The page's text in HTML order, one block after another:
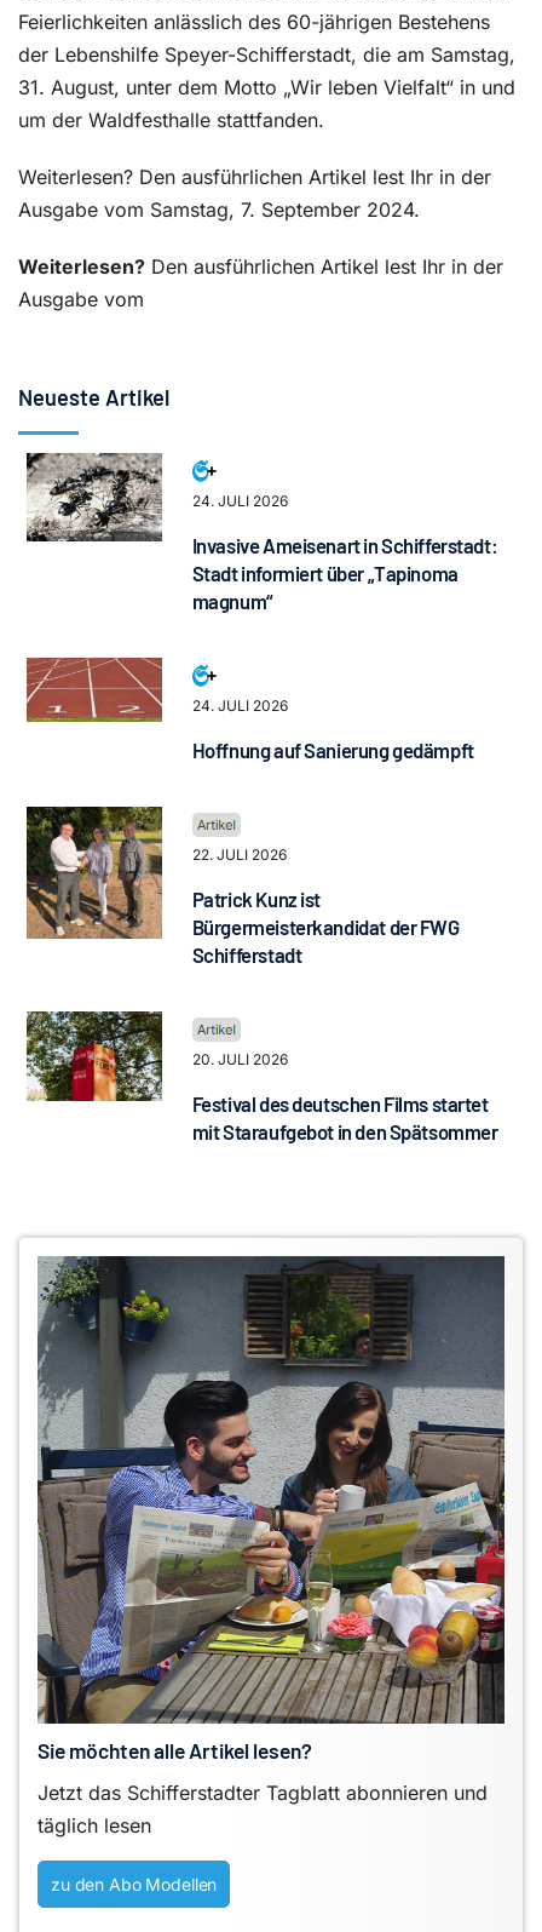
Feierlichkeiten anlässlich des 60-jährigen Bestehens
der Lebenshilfe Speyer-Schifferstadt, die am Samstag,
31. August, unter dem Motto „Wir leben Vielfalt“ in und
um der Waldfesthalle stattfanden.
Weiterlesen? Den ausführlichen Artikel lest Ihr in der
Ausgabe vom Samstag, 7. September 2024.
Weiterlesen? Den ausführlichen Artikel lest Ihr in der
Ausgabe vom
Neueste Artikel
24. JULI 2026
Invasive Ameisenart in Schifferstadt:
Stadt informiert über „Tapinoma
magnum“
24. JULI 2026
Hoffnung auf Sanierung gedämpft
22. JULI 2026
Patrick Kunz ist
Bürgermeisterkandidat der FWG
Schifferstadt
20. JULI 2026
Festival des deutschen Films startet
mit Staraufgebot in den Spätsommer
Sie möchten alle Artikel lesen?
Jetzt das Schifferstadter Tagblatt abonnieren und
täglich lesen
zu den Abo Modellen